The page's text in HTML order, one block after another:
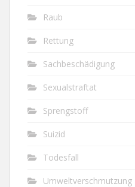
Raub
Rettung
Sachbeschädigung
Sexualstraftat
Sprengstoff
Suizid
Todesfall
Umweltverschmutzung